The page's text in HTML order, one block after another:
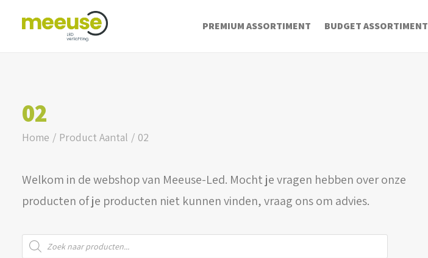
PREMIUM ASSORTIMENT BUDGET ASSORTIMENT
02
Home Product Aantal 02
Welkom in de webshop van Meeuse-Led. Mocht je vragen hebben over onze
producten of je producten niet kunnen vinden, vraag ons om advies.
Producten